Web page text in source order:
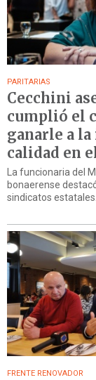
PARITARIAS
Cecchini
cumplió el
ganarle a
calidad en
La funcionaria del
bonaerense
sindicatos estatales.
FRENTE RENOVADOR